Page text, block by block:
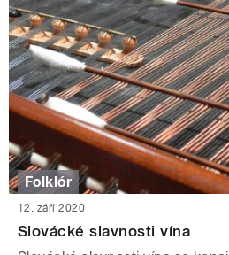
Folklór
12. září 2020
Slovácké slavnosti vína